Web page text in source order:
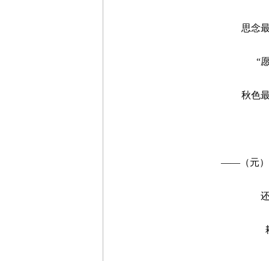
思念最
“愿
秋色最
——（元）赵
还
耕